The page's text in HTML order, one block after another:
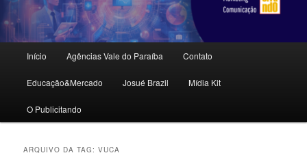
principal
Início Agências Vale do Paraíba Contato
Educação&Mercado Josué Brazil Mídia Kit
O Publicitando
ARQUIVO DA TAG:VUCA